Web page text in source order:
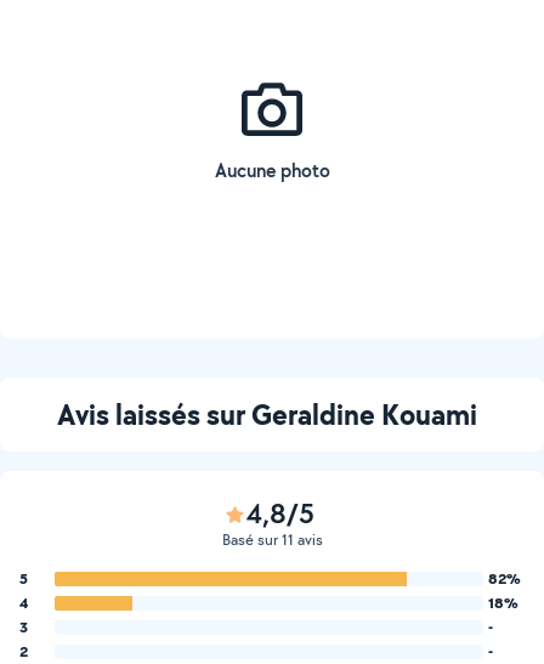
Aucune photo
Avis laissés sur Geraldine Kouami
4,8/5
Basé sur 11 avis
5
82%
4
18%
3
-
2
-